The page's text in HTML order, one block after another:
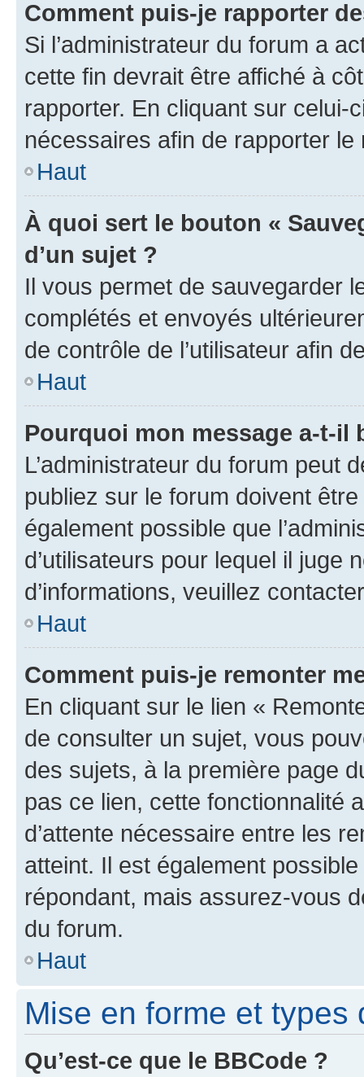
Comment puis-je rapporter
Si l’administrateur du forum a
cette fin devrait être affiché à
rapporter. En cliquant sur
nécessaires afin de rapporter le
Haut
À quoi sert le bouton «
d’un sujet ?
Il vous permet de sauvegarder
complétés et envoyés
de contrôle de l’utilisateur afin
Haut
Pourquoi mon message a-t-il
L’administrateur du forum peut
publiez sur le forum doivent
également possible que
d’utilisateurs pour lequel il juge
d’informations, veuillez
Haut
Comment puis-je remonter
En cliquant sur le lien «
de consulter un sujet, vous
des sujets, à la première page
pas ce lien, cette fonctionnalité
d’attente nécessaire entre les
atteint. Il est également
répondant, mais assurez-vous
du forum.
Haut
Mise en forme et types
Qu’est-ce que le BBCode ?